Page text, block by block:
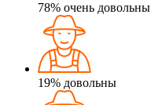
78% очень довольны
19% довольны